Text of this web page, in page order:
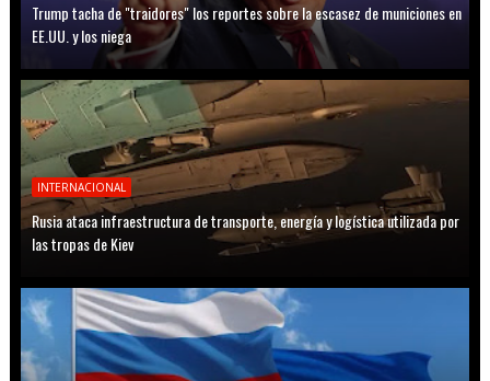
Trump tacha de "traidores" los reportes sobre la escasez de municiones en
EE.UU. y los niega
INTERNACIONAL
Rusia ataca infraestructura de transporte, energía y logística utilizada por
las tropas de Kiev